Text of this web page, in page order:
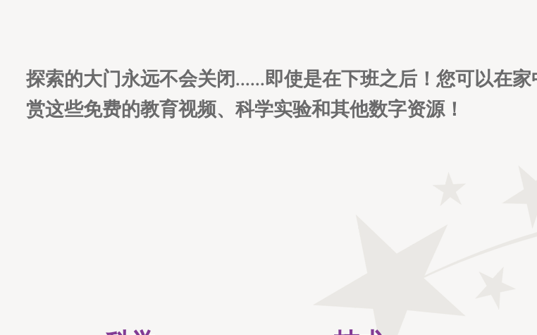
探索的大门永远不会关闭......即使是在下班之后！您可以在
赏这些免费的教育视频、科学实验和其他数字资源！